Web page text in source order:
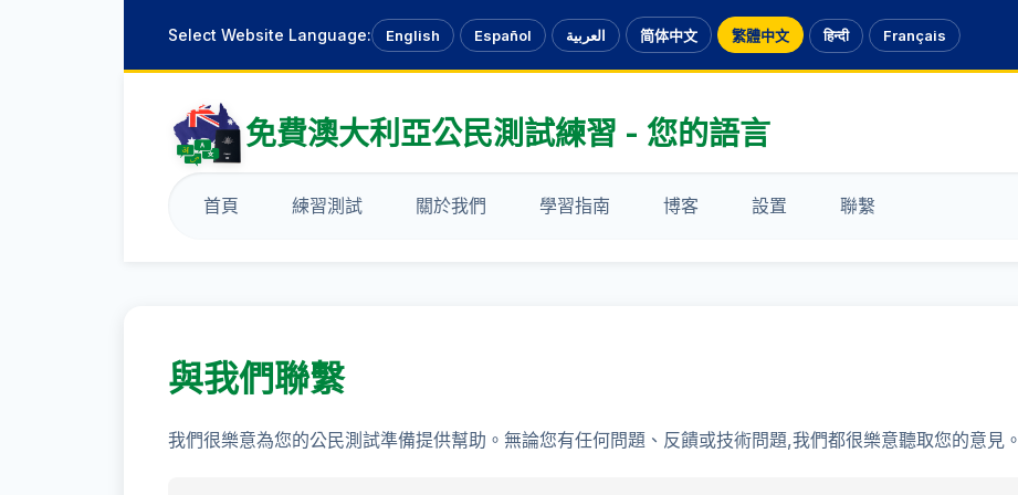
Select Website Language: English Español العربية 简体中文 繁體中文 हिन्दी Français
免費澳大利亞公民測試練習 - 您的語言
首頁 練習測試 關於我們 學習指南 博客 設置 聯繫
與我們聯繫
我們很樂意為您的公民測試準備提供幫助。無論您有任何問題、反饋或技術問題,我們都很樂意聽取您的意見。